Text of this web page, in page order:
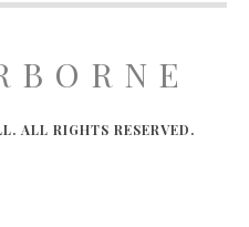
ALL RIGHTS RESERVED.